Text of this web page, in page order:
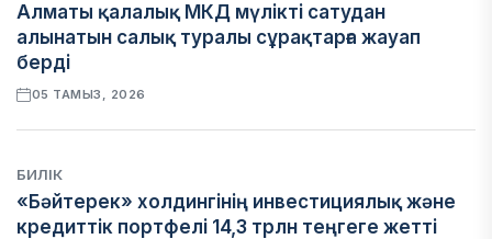
Алматы қалалық МКД мүлікті сатудан
алынатын салық туралы сұрақтарға жауап
берді
05 ТАМЫЗ, 2026
БИЛІК
«Бәйтерек» холдингінің инвестициялық және
кредиттік портфелі 14,3 трлн теңгеге жетті